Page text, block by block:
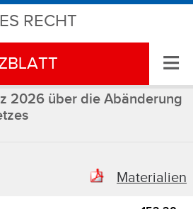
RECHT
≡
2026 über die Abänderung
Materialien